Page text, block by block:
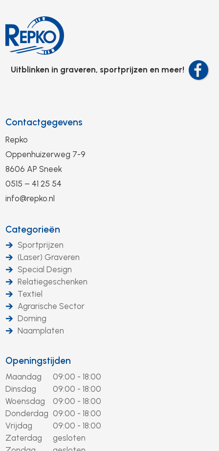
Uitblinken in graveren, sportprijzen en meer!
Contactgegevens
Repko
Oppenhuizerweg 7-9
8606 AP Sneek
0515 – 41 25 54
info@repko.nl
Categorieën
Sportprijzen
(Laser) Graveren
Special Design
Relatiegeschenken
Textiel
Agrarische Sector
Doming
Naamplaten
Openingstijden
Maandag
09:00 - 18:00
Dinsdag
09:00 - 18:00
Woensdag
09:00 - 18:00
Donderdag 09:00 - 18:00
Vrijdag
09:00 - 18:00
Zaterdag
gesloten